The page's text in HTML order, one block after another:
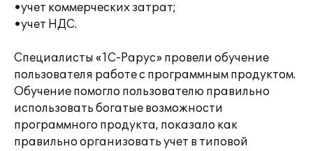
•учет коммерческих затрат;
•учет НДС.
Специалисты «1С-Рарус» провели обучение
пользователя работе с программным продуктом.
Обучение помогло пользователю правильно
использовать богатые возможности
программного продукта, показало как
правильно организовать учет в типовой